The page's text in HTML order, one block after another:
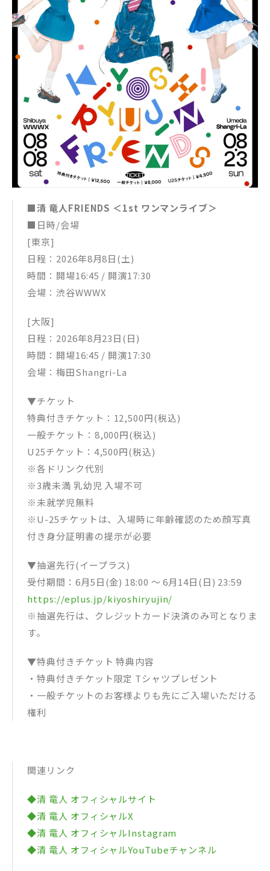
■清 竜人FRIENDS ＜1st ワンマンライブ＞
■日時/会場
[東京]
日程：2026年8月8日(土)
時間：開場16:45 / 開演17:30
会場：渋谷WWWX
[大阪]
日程：2026年8月23日(日)
時間：開場16:45 / 開演17:30
会場：梅田Shangri-La
▼チケット
特典付きチケット：12,500円(税込)
一般チケット：8,000円(税込)
U25チケット：4,500円(税込)
※各ドリンク代別
※3歳未満 乳幼児 入場不可
※未就学児無料
※U-25チケットは、入場時に年齢確認のため顔写真
付き身分証明書の提示が必要
▼抽選先行(イープラス)
受付期間：6月5日(金) 18:00 〜 6月14日(日) 23:59
https://eplus.jp/kiyoshiryujin/
※抽選先行は、クレジットカード決済のみ可となりま
す。
▼特典付きチケット 特典内容
・特典付きチケット限定 Tシャツプレゼント
・一般チケットのお客様よりも先にご入場いただける
権利
関連リンク
◆清 竜人 オフィシャルサイト
◆清 竜人 オフィシャルX
◆清 竜人 オフィシャルInstagram
◆清 竜人 オフィシャルYouTubeチャンネル